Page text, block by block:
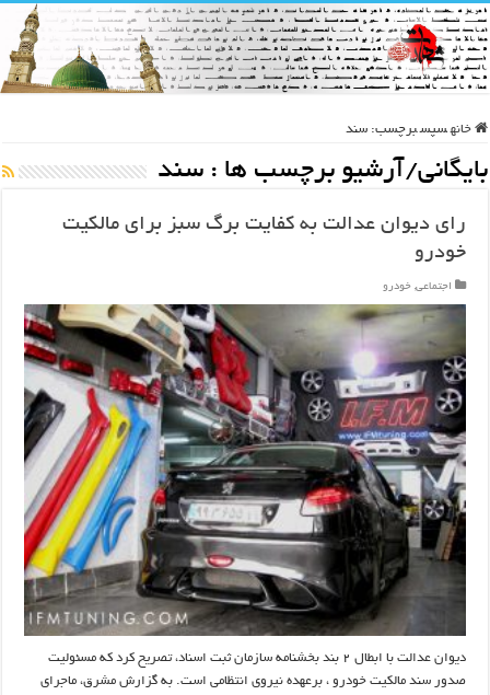
خانه سپس برچسب: سند
بایگانی/آرشیو برچسب ها : سند
رای دیوان عدالت به کفایت برگ سبز برای مالکیت
خودرو
اجتماعی, خودرو
دیوان عدالت با ابطال ۲ بند بخشنامه سازمان ثبت اسناد، تصریح کرد که مسئولیت
صدور سند مالکیت خودرو ، برعهده نیروی انتظامی است. به گزارش مشرق، ماجرای